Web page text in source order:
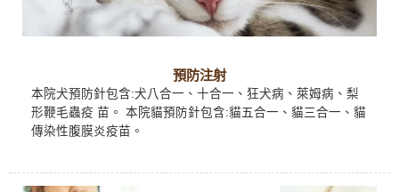
預防注射
本院犬預防針包含:犬八合一、十合一、狂犬病、萊姆病、梨
形鞭毛蟲疫 苗。 本院貓預防針包含:貓五合一、貓三合一、貓
傳染性腹膜炎疫苗。